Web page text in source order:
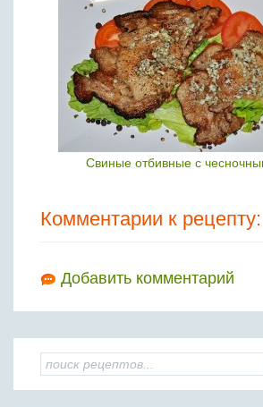
Свиные отбивные с
Комментарии к рецепту:
Добавить комментарий